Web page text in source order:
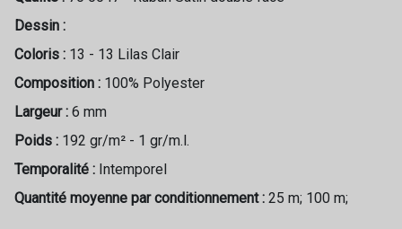
Dessin :
Coloris : 13 - 13 Lilas Clair
Composition : 100% Polyester
Largeur : 6 mm
Poids : 192 gr/m² - 1 gr/m.l.
Temporalité : Intemporel
Quantité moyenne par conditionnement : 25 m; 100 m;